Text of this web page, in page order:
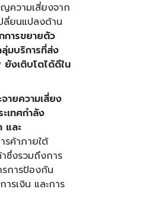
ความเสี่ยงจาก
ลี่ยนแปลงด้าน
การขยายตัว
มบริการที่ส่ง
งเติบโตได้ดีใน
จายความเสี่ยง
เทศกำลัง
และ
รค้าภายใต้
ซึ่งรวมถึงการ
การป้องกัน
รเงิน และการ